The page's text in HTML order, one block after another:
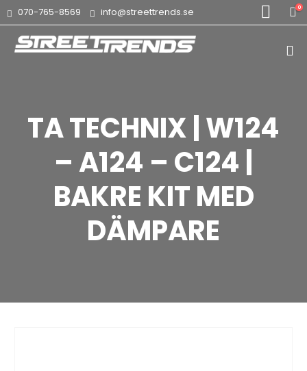
070-765-8569 info@streettrends.se 0
TA TECHNIX | W124
– A124 – C124 |
BAKRE KIT MED
DÄMPARE